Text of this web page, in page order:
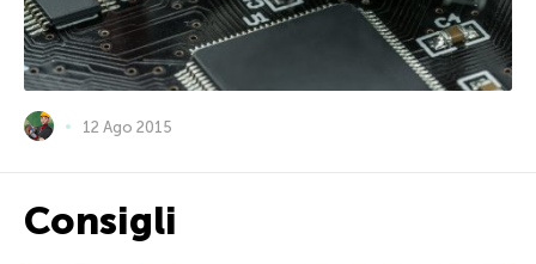
12 Ago 2015
Consigli